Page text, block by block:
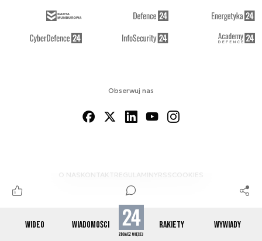
WIDEO WIADOMOŚCI RAKIETY WYWIADY
Obserwuj nas
O NAS KONTAKTREGULAMINYRSS COOKIES
© 2012-2026 SPACE24